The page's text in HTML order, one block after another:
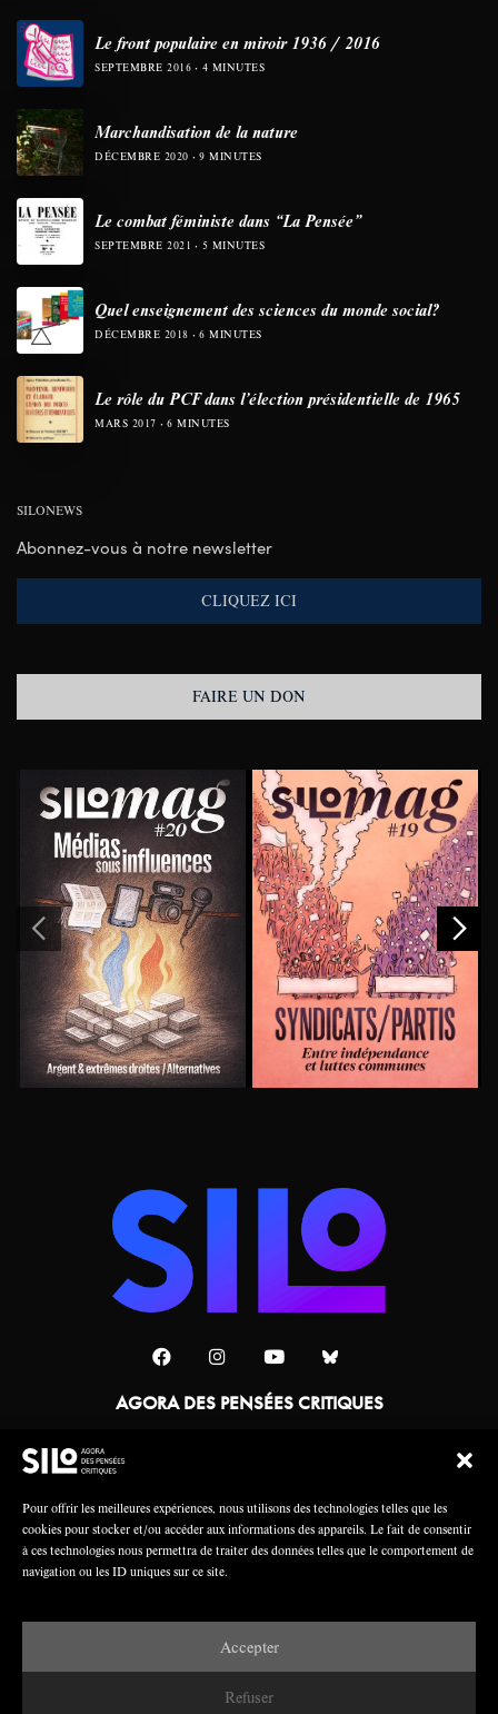
Pour offrir les meilleures expériences, nous utilisons des technologies telles que les
cookies pour stocker et/ou accéder aux informations des appareils. Le fait de consentir
à ces technologies nous permettra de traiter des données telles que le comportement de
navigation ou les ID uniques sur ce site.
Accepter
Refuser
Le front populaire en miroir 1936 / 2016
SEPTEMBRE 2016 4 MINUTES
Marchandisation de la nature
DÉCEMBRE 2020 9 MINUTES
Le combat féministe dans “La Pensée”
SEPTEMBRE 2021 5 MINUTES
Quel enseignement des sciences du monde social?
DÉCEMBRE 2018 6 MINUTES
Le rôle du PCF dans l’élection présidentielle de 1965
MARS 2017 6 MINUTES
SILONEWS
Abonnez-vous à notre newsletter
CLIQUEZ ICI
FAIRE UN DON
AGORA DES PENSÉES CRITIQUES